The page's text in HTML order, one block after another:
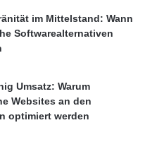
gesetzliche Grundlage des
von 1941 benannt.
bei der
der Chauffeure
ist bei dieser Variante ein
im Mittelstand: Wann
Softwarealternativen
Umsatz: Warum
Websites an den
optimiert werden